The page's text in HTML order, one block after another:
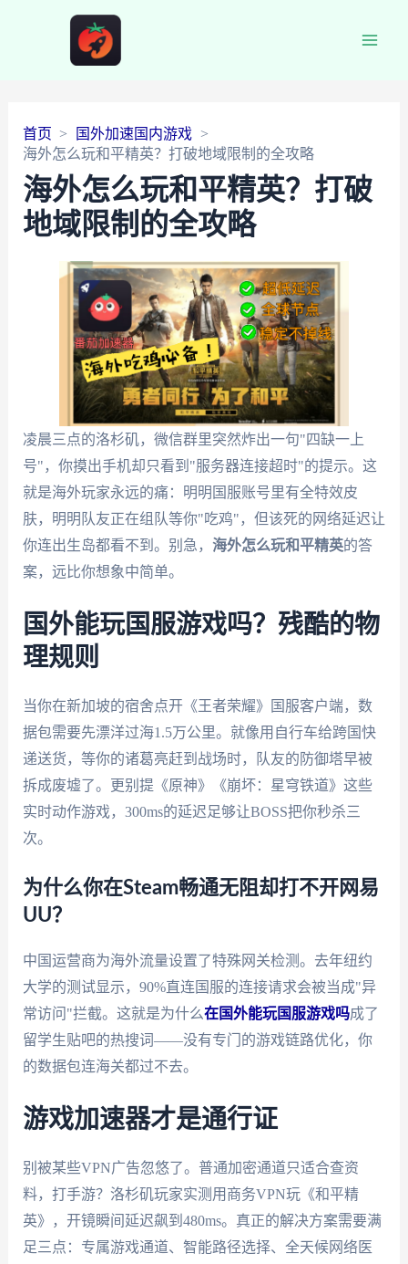
首页
国外加速国内游戏
海外怎么玩和平精英？打破地域限制的全攻略
海外怎么玩和平精英？打破
地域限制的全攻略
凌晨三点的洛杉矶，微信群里突然炸出一句"四缺一上
号"，你摸出手机却只看到"服务器连接超时"的提示。这
就是海外玩家永远的痛：明明国服账号里有全特效皮
肤，明明队友正在组队等你"吃鸡"，但该死的网络延迟让
你连出生岛都看不到。别急， 海外怎么玩和平精英的答
案，远比你想象中简单。
国外能玩国服游戏吗？残酷的物
理规则
当你在新加坡的宿舍点开《王者荣耀》国服客户端，数
据包需要先漂洋过海1.5万公里。就像用自行车给跨国快
递送货，等你的诸葛亮赶到战场时，队友的防御塔早被
拆成废墟了。更别提《原神》《崩坏：星穹铁道》这些
实时动作游戏，300ms的延迟足够让BOSS把你秒杀三
次。
为什么你在Steam畅通无阻却打不开网易
UU？
中国运营商为海外流量设置了特殊网关检测。去年纽约
大学的测试显示，90%直连国服的连接请求会被当成"异
常访问"拦截。这就是为什么在国外能玩国服游戏吗成了
留学生贴吧的热搜词——没有专门的游戏链路优化，你
的数据包连海关都过不去。
游戏加速器才是通行证
别被某些VPN广告忽悠了。普通加密通道只适合查资
料，打手游？洛杉矶玩家实测用商务VPN玩《和平精
英》，开镜瞬间延迟飙到480ms。真正的解决方案需要满
足三点：专属游戏通道、智能路径选择、全天候网络医